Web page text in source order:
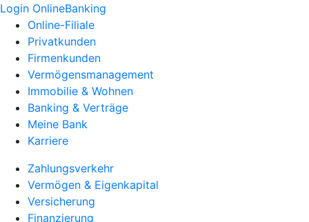
Login OnlineBanking
Online-Filiale
Privatkunden
Firmenkunden
Vermögensmanagement
Immobilie & Wohnen
Banking & Verträge
Meine Bank
Karriere
Zahlungsverkehr
Vermögen & Eigenkapital
Versicherung
Finanzierung